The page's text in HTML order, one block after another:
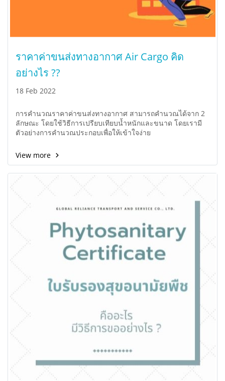
ราคาค่าขนส่งทางอากาศ Air Cargo คิด
อย่างไร ??
18 Feb 2022
การคำนวณราคาค่าขนส่งทางอากาศ สามารถคำนวณได้จาก 2
ลักษณะ โดยใช้วิธีการเปรียบเทียบน้ำหนักและขนาด โดยเรามี
ตัวอย่างการคำนวณประกอบเพื่อให้เข้าใจง่าย
View more